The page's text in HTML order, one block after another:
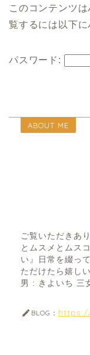
このコンテンツ
覧するには以下に
パスワード:
ABOUT ME
ご覧いただきあ
とムスメとムス
い』日常を綴っ
ただけたら嬉し
男 : きよいち 三
BLOG：